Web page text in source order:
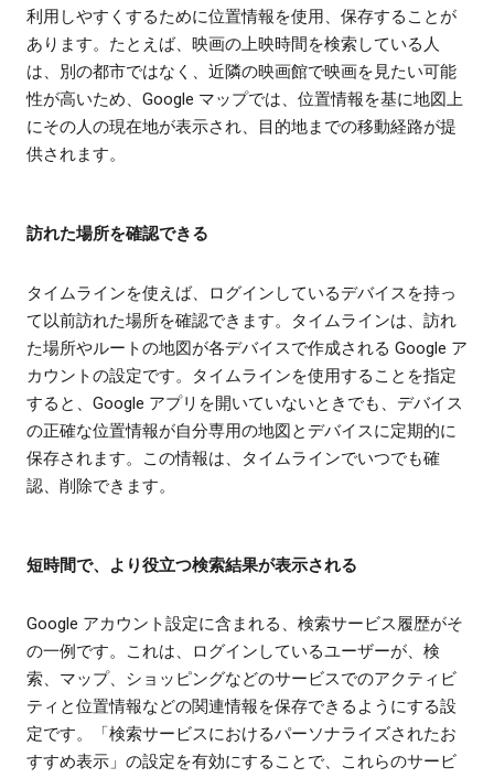
利用しやすくするために位置情報を使用、保存することが
あります。たとえば、映画の上映時間を検索している人
は、別の都市ではなく、近隣の映画館で映画を見たい可能
性が高いため、Google マップでは、位置情報を基に地図上
にその人の現在地が表示され、目的地までの移動経路が提
供されます。
訪れた場所を確認できる
タイムラインを使えば、ログインしているデバイスを持っ
て以前訪れた場所を確認できます。タイムラインは、訪れ
た場所やルートの地図が各デバイスで作成される Google ア
カウントの設定です。タイムラインを使用することを指定
すると、Google アプリを開いていないときでも、デバイス
の正確な位置情報が自分専用の地図とデバイスに定期的に
保存されます。この情報は、タイムラインでいつでも確
認、削除できます。
短時間で、より役立つ検索結果が表示される
Google アカウント設定に含まれる、検索サービス履歴がそ
の一例です。これは、ログインしているユーザーが、検
索、マップ、ショッピングなどのサービスでのアクティビ
ティと位置情報などの関連情報を保存できるようにする設
定です。「検索サービスにおけるパーソナライズされたお
すすめ表示」の設定を有効にすることで、これらのサービ